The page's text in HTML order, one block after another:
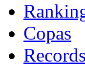
Copas
Records